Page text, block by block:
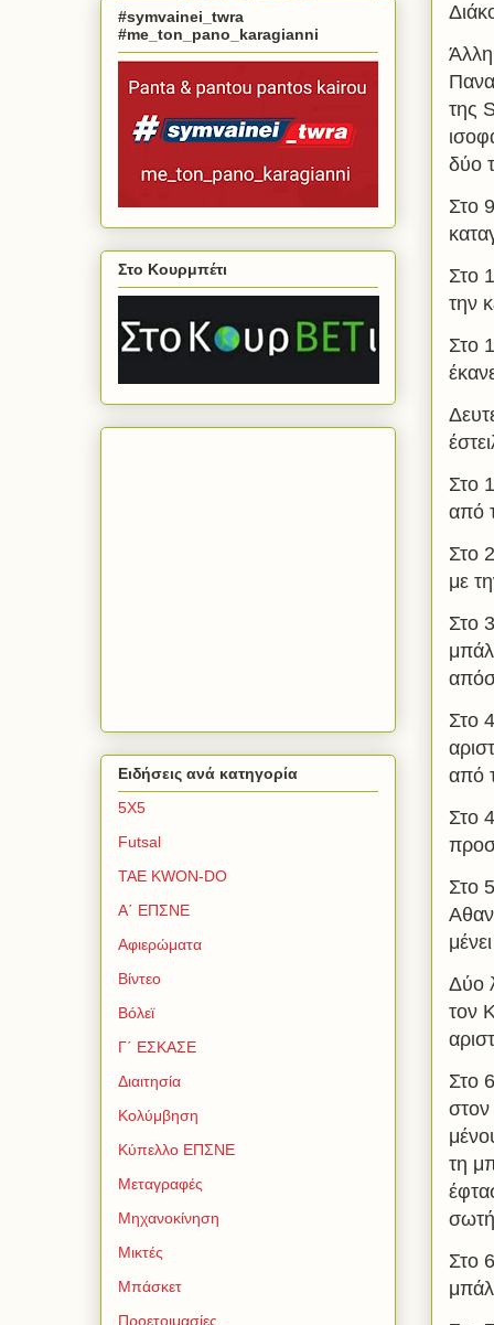
της
δύο
Στο
Στο
την
Στο
Στο
από
Στο
με
Στο
Στο
από
Στο
Στο
Δύο
τον
Στο
τη
Στο
#symvainei_twra
#me_ton_pano_karagianni
Στο Κουρμπέτι
Ειδήσεις ανά κατηγορία
5Χ5
Futsal
TAE KWON-DO
Α΄ ΕΠΣΝΕ
Αφιερώματα
Βίντεο
Βόλεϊ
Γ΄ ΕΣΚΑΣΕ
Διαιτησία
Κολύμβηση
Κύπελλο ΕΠΣΝΕ
Μεταγραφές
Μηχανοκίνηση
Μικτές
Μπάσκετ
Προετοιμασίες